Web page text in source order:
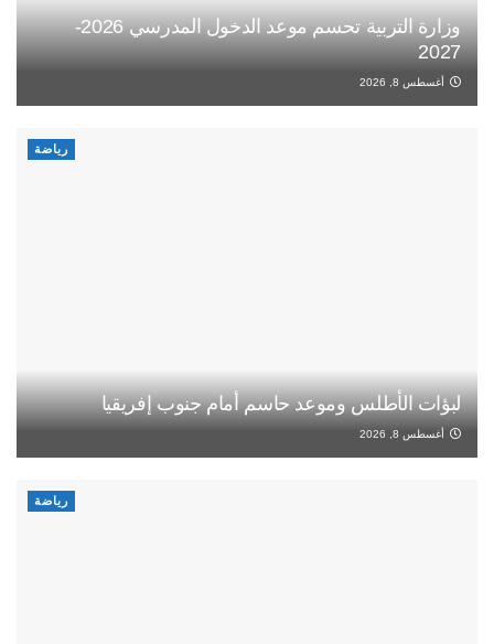
وزارة التربية تحسم موعد الدخول المدرسي 2026-
2027
أغسطس 8, 2026
رياضة
لبؤات الأطلس وموعد حاسم أمام جنوب إفريقيا
أغسطس 8, 2026
رياضة